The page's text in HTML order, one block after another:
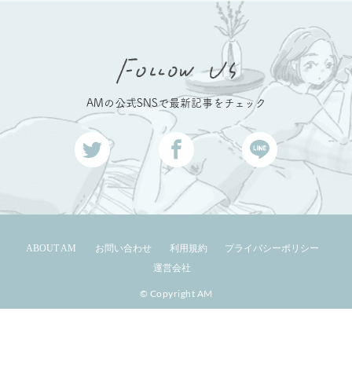
AMの公式SNSで最新記事をチェック
ABOUT AM お問い合わせ 利用規約
プライバシーポリシー
運営会社
© Copyright AM